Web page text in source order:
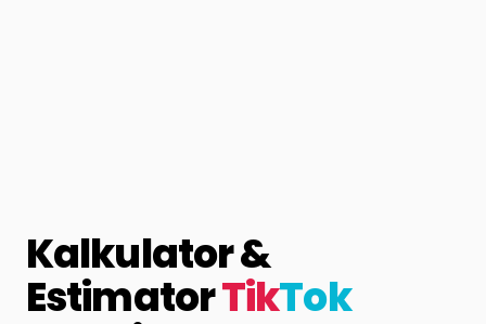
Kalkulator &
EstimatorTikTok